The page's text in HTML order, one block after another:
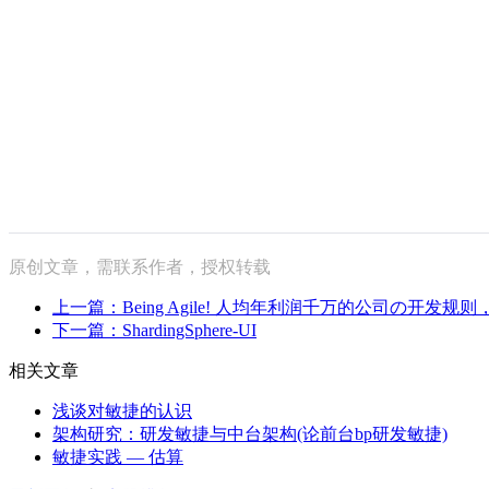
原创文章，需联系作者，授权转载
上一篇：Being Agile! 人均年利润千万的公司の开发规则
下一篇：ShardingSphere-UI
相关文章
浅谈对敏捷的认识
架构研究：研发敏捷与中台架构(论前台bp研发敏捷)
敏捷实践 — 估算